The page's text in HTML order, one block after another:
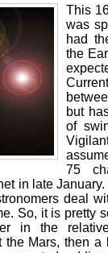
This
was
had
the
but
of
75
in late
deal
So, it is pretty
in the
Mars, then a